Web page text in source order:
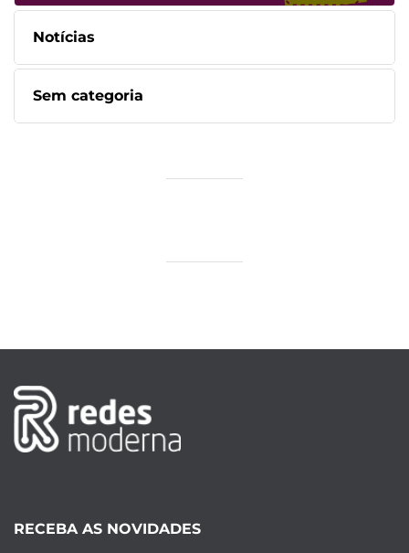
Notícias
Sem categoria
RECEBA AS NOVIDADES